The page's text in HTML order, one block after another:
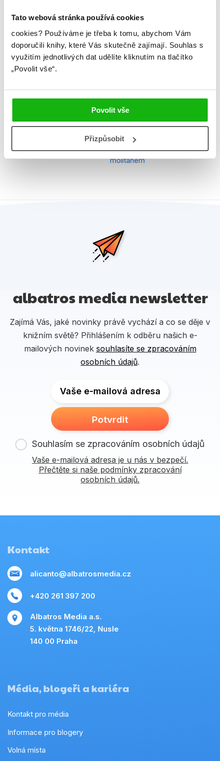
Tato webová stránka používá cookies
cookies? Používáme je třeba k tomu, abychom Vám
doporučili knihy, které Vás skutečně zajímají. Souhlas s
využitím jednotlivých dat udělíte kliknutím na tlačítko
„Povolit vše“.
Povolit vše
Přizpůsobit
Ilustrátor Walt Disney
Řady Disney - Sofie První
Původní název Sofia the First, All abou
EAN
Věk od 5
Můj zápisník
Typ Kniha
Vazba
laminovaný potah + desky s
molitanem
albatros media newsletter
Zajímá Vás, jaké novinky právě vychází a co se děje v
knižním světě? Přihlášením k odběru našich e-
mailových novinek souhlasíte se zpracováním
osobních údajů.
Vaše e-mailová adresa
Potvrdit
Souhlasím se zpracováním osobních údajů
Vaše e-mailová adresa je u nás v bezpečí.
Přečtěte si naše podmínky zpracování
osobních údajů.
Kontakt
alicanto@albatrosmedia.cz
+420 261 397 200
Albatros Media a.s.
5. května 1746/22, Nusle
140 00 Praha
Média, blogeři a kariéra
Kontakt pro média
Informace pro blogery
Volná místa